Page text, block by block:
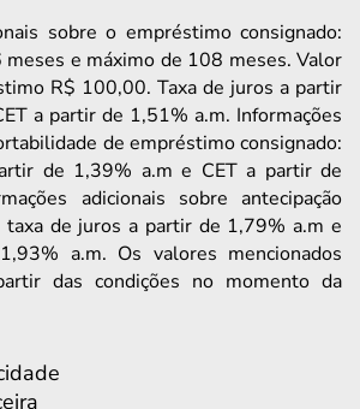
sobre o empréstimo consignado:
meses e máximo de 108 meses. Valor
R$ 100,00. Taxa de juros a partir
a partir de 1,51% a.m. Informações
de empréstimo consignado:
de 1,39% a.m e CET a partir de
adicionais sobre antecipação
taxa de juros a partir de 1,79% a.m e
a.m. Os valores mencionados
das condições no momento da